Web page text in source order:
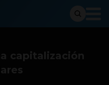
capitalización